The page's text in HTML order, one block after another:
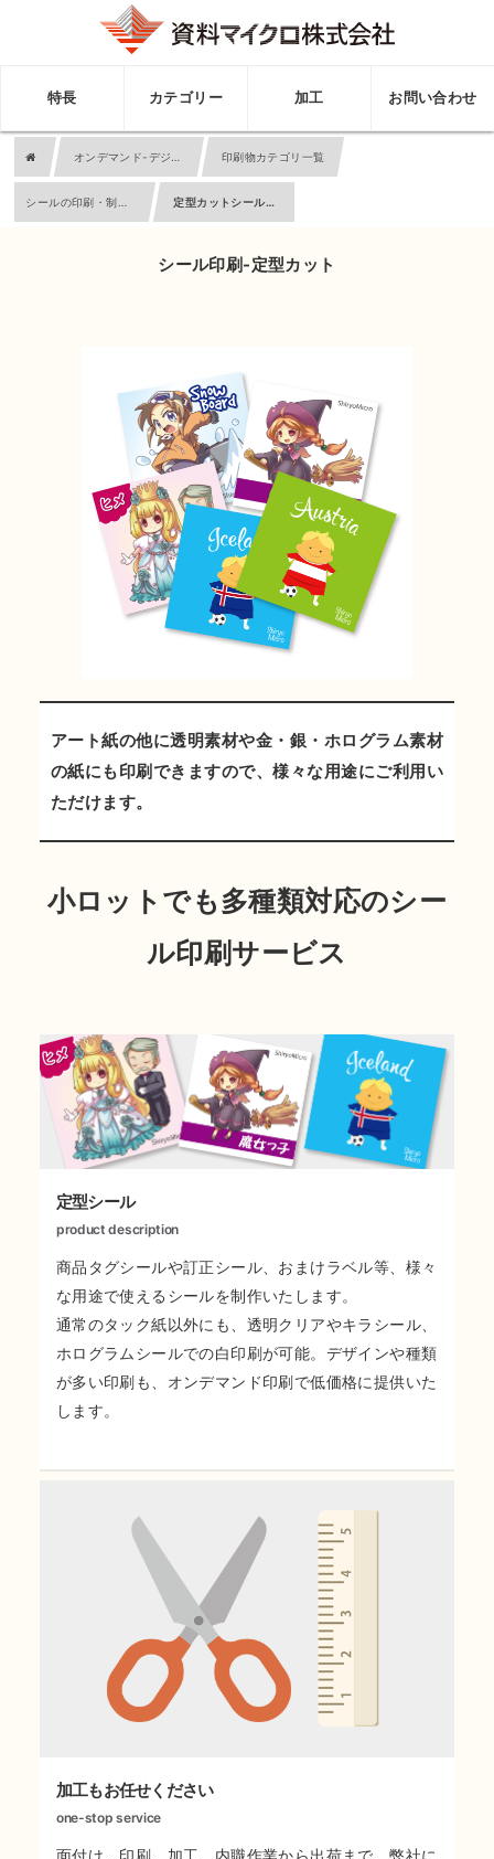
特長 カテゴリー 加工 お問い合わせ
印刷物カテゴリ一覧
定型カットシールの印刷・制作
シール印刷-定型カット
アート紙の他に透明素材や金・銀・ホログラム素材
の紙にも印刷できますので、様々な用途にご利用い
ただけます。
小ロットでも多種類対応のシー
ル印刷サービス
定型シール
product description
商品タグシールや訂正シール、おまけラベル等、様々
な用途で使えるシールを制作いたします。
通常のタック紙以外にも、透明クリアやキラシール、
ホログラムシールでの白印刷が可能。デザインや種類
が多い印刷も、オンデマンド印刷で低価格に提供いた
します。
加工もお任せください
one-stop service
面付け、印刷、加工、内職作業から出荷まで、弊社に